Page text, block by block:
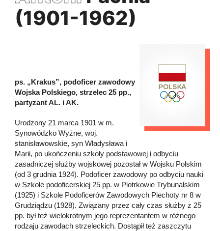
(1901-1962)
ps. „Krakus”, podoficer zawodowy
Wojska Polskiego, strzelec 25 pp.,
partyzant AL. i AK.
Urodzony 21 marca 1901 w m.
Synowódzko Wyżne, woj.
stanisławowskie, syn Władysława i
Marii, po ukończeniu szkoły podstawowej i odbyciu
zasadniczej służby wojskowej pozostał w Wojsku Polskim
(od 3 grudnia 1924). Podoficer zawodowy po odbyciu nauki
w Szkole podoficerskiej 25 pp. w Piotrkowie Trybunalskim
(1925) i Szkole Podoficerów Zawodowych Piechoty nr 8 w
Grudziądzu (1928). Związany przez cały czas służby z 25
pp. był też wielokrotnym jego reprezentantem w różnego
rodzaju zawodach strzeleckich. Dostąpił też zaszczytu